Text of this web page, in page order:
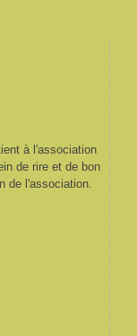
à l'association
de rire et de bon
de l'association.